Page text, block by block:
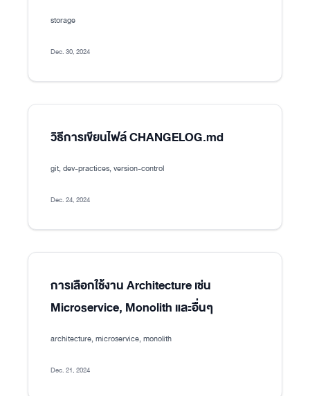
storage
Dec. 30, 2024
วิธีการเขียนไฟล์ CHANGELOG.md
git, dev-practices, version-control
Dec. 24, 2024
การเลือกใช้งาน Architecture เช่น
Microservice, Monolith และอื่นๆ
architecture, microservice, monolith
Dec. 21, 2024